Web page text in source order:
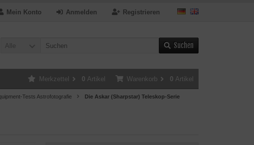
Registrieren
Anmelden
Mein Konto
Alle Suchen
Warenkorb 0 Artikel
Merkzettel 0 Artikel
Tests Astrofotografie Die Askar (Sharpstar) Teleskop-Serie